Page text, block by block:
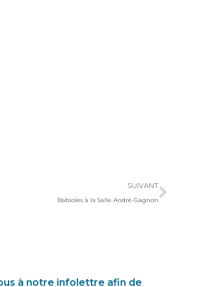
SUIVANT
Babioles à la Salle André-Gagnon
à notre infolettre afin de